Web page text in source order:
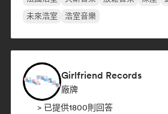
未來浩室
浩室音樂
Girlfriend Records
廠牌
> 已提供1800則回答